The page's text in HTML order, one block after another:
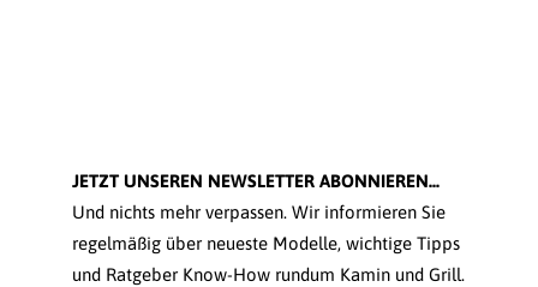
JETZT UNSEREN NEWSLETTER ABONNIEREN...
Und nichts mehr verpassen. Wir informieren Sie
regelmäßig über neueste Modelle, wichtige Tipps
und Ratgeber Know-How rundum Kamin und Grill.